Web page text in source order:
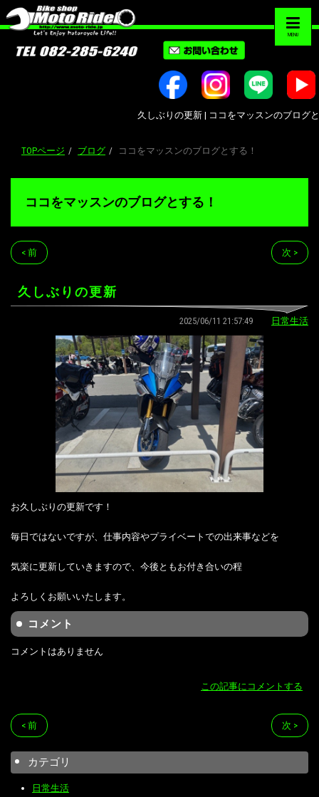
MENU
久しぶりの更新 | ココをマッスンのブログ
TOPページ ブログ ココをマッスンのブログとする！
ココをマッスンのブログとする！
< 前 次 >
久しぶりの更新
2025/06/11 21:57:49 日常生活
お久しぶりの更新です！
毎日ではないですが、仕事内容やプライベートでの出来事などを
気楽に更新していきますので、今後ともお付き合いの程
よろしくお願いいたします。
コメント
コメントはありません
この記事にコメントする
< 前 次 >
カテゴリ
日常生活